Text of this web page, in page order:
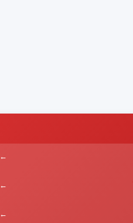
←
←
←